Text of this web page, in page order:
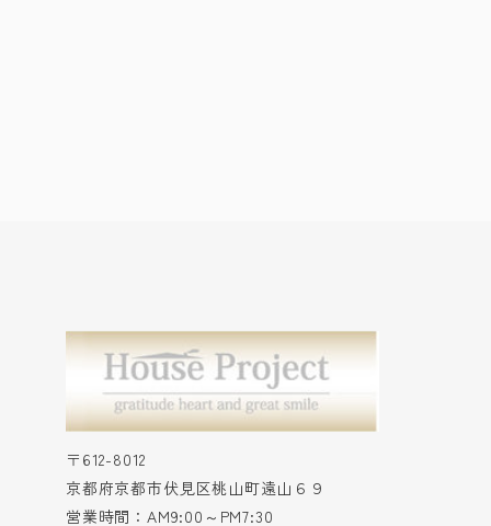
〒612-8012
京都府京都市伏見区桃山町遠山６９
営業時間：AM9:00～PM7:30